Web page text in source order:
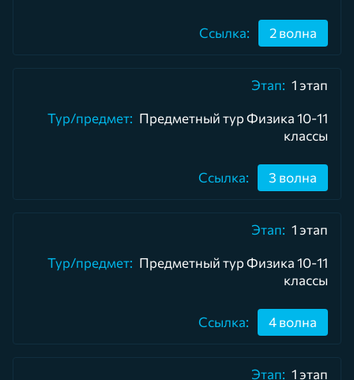
2 волна
1 этап
Предметный тур Физика 10-11
классы
3 волна
1 этап
Предметный тур Физика 10-11
классы
4 волна
1 этап